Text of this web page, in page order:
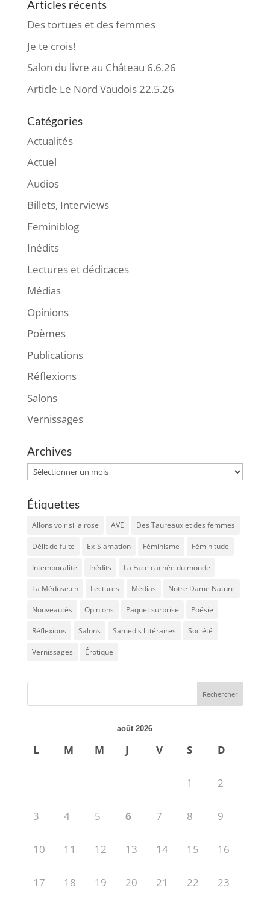
Articles récents
Des tortues et des femmes
Je te crois!
Salon du livre au Château 6.6.26
Article Le Nord Vaudois 22.5.26
Catégories
Actualités
Actuel
Audios
Billets, Interviews
Feminiblog
Inédits
Lectures et dédicaces
Médias
Opinions
Poèmes
Publications
Réflexions
Salons
Vernissages
Archives
Archives
Étiquettes
Allons voir si la rose AVE Des Taureaux et des femmes
Délit de fuite Ex-Slamation Féminisme Féminitude
Intemporalité Inédits La Face cachée du monde
La Méduse.ch Lectures Médias Notre Dame Nature
Nouveautés Opinions Paquet surprise Poésie
Réflexions Salons Samedis littéraires Société
Vernissages Érotique
août 2026
L M M J V S D
1 2
3 4 5 6 7 8 9
10 11 12 13 14 15 16
17 18 19 20 21 22 23